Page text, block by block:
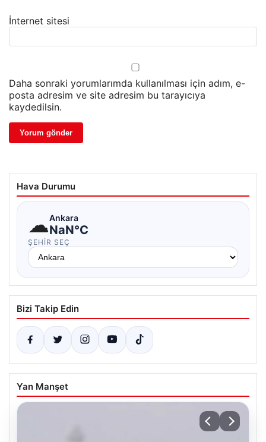
İnternet sitesi
Daha sonraki yorumlarımda kullanılması için adım, e-
posta adresim ve site adresim bu tarayıcıya
kaydedilsin.
Hava Durumu
☁Ankara
NaN°C
ŞEHIR SEÇ
Bizi Takip Edin
Yan Manşet